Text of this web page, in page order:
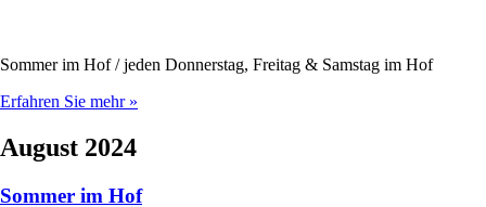
Sommer im Hof / jeden Donnerstag, Freitag & Samstag im Hof
Erfahren Sie mehr »
August 2024
Sommer im Hof